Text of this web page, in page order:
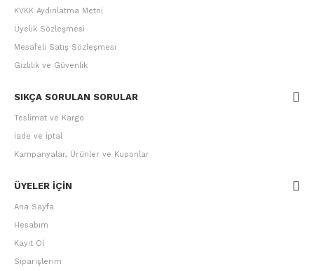
KVKK Aydınlatma Metni
Üyelik Sözleşmesi
Mesafeli Satış Sözleşmesi
Gizlilik ve Güvenlik
SIKÇA SORULAN SORULAR
Teslimat ve Kargo
İade ve İptal
Kampanyalar, Ürünler ve Kuponlar
ÜYELER IÇIN
Ana Sayfa
Hesabım
Kayıt Ol
Siparişlerim